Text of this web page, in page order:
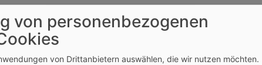
von personenbezogenen
von Drittanbietern auswählen, die wir nutzen möchten.